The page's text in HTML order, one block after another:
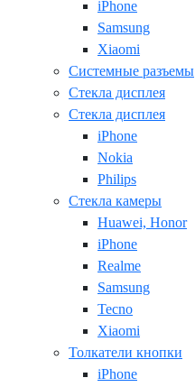
iPhone
Samsung
Xiaomi
Системные разъемы
Стекла дисплея
Стекла дисплея
iPhone
Nokia
Philips
Стекла камеры
Huawei, Honor
iPhone
Realme
Samsung
Tecno
Xiaomi
Толкатели кнопки
iPhone